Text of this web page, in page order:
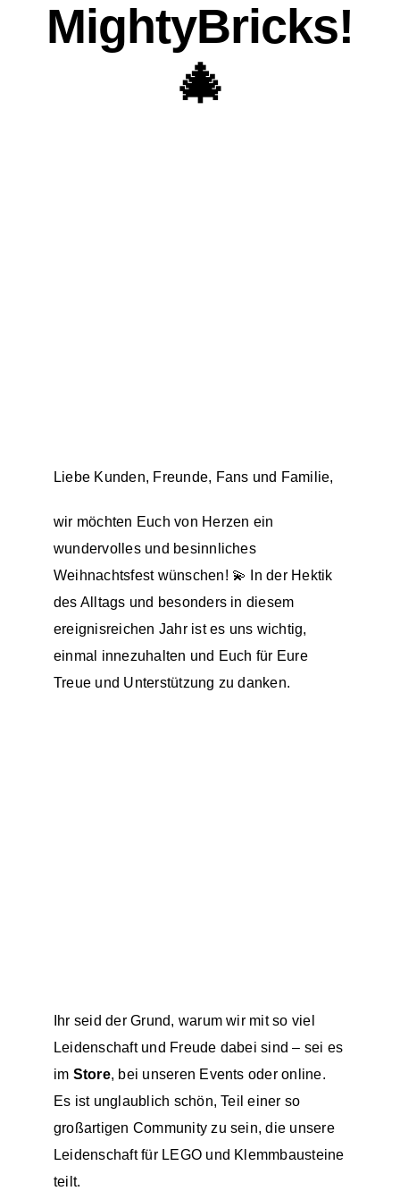
MightyBricks!
🎄
Liebe Kunden, Freunde, Fans und Familie,
wir möchten Euch von Herzen ein
wundervolles und besinnliches
Weihnachtsfest wünschen! 💫 In der Hektik
des Alltags und besonders in diesem
ereignisreichen Jahr ist es uns wichtig,
einmal innezuhalten und Euch für Eure
Treue und Unterstützung zu danken.
Ihr seid der Grund, warum wir mit so viel
Leidenschaft und Freude dabei sind – sei es
im Store, bei unseren Events oderonline.
Es ist unglaublich schön, Teil einer so
großartigen Community zu sein, die unsere
Leidenschaft für LEGO und Klemmbausteine
teilt.